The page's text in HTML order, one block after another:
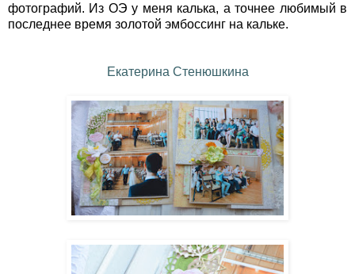
фотографий. Из ОЭ у меня калька, а точнее любимый в
последнее время золотой эмбоссинг на кальке.
Екатерина Стенюшкина